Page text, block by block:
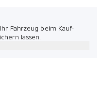
Fahrzeug beim Kauf-
lassen.